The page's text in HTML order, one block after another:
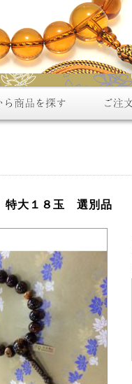
特大１８玉 選別品